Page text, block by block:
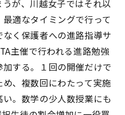
が、川越女子ではそれ以
適なタイミングで行って
く保護者への進路指導サ
主催で行われる進路勉強
する。１回の開催だけで
、複数回にわたって実施
。数学の少人数授業にも